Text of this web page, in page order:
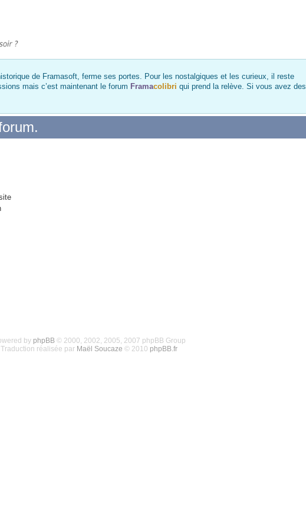
de Framasoft, ferme ses portes. Pour les nostalgiques et les curieux, il reste
mais c’est maintenant le forum Framacolibri qui prend la relève. Si vous avez des
by phpBB© 2000, 2002, 2005, 2007 phpBB Group
Traduction réalisée par Maël Soucaze © 2010 phpBB.fr